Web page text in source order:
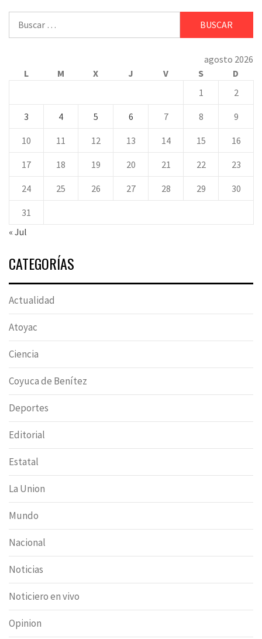
agosto 2026
L
M X J V S
D
1
2
3 4 5 6 7 8 9
10 11 12 13 14 15 16
17 18 19 20 21 22 23
24 25 26 27 28 29 30
31
« Jul
CATEGORÍAS
Actualidad
Atoyac
Ciencia
Coyuca de Benítez
Deportes
Editorial
Estatal
La Union
Mundo
Nacional
Noticias
Noticiero en vivo
Opinion